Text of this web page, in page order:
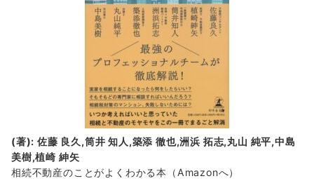
(著): 佐藤 良久,筒井 知人,築添 徹也,洲浜 拓志,丸山 純平,中島
美樹,植崎 紳矢
相続不動産のことがよくわかる本（Amazonへ）